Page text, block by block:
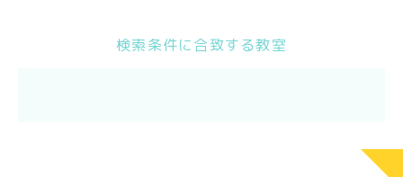
検索条件に合致する教室